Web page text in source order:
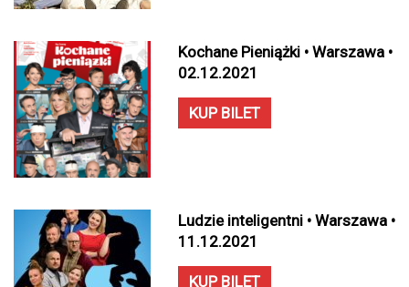
Kochane Pieniążki • Warszawa •
02.12.2021
KUP BILET
Ludzie inteligentni • Warszawa •
11.12.2021
KUP BILET